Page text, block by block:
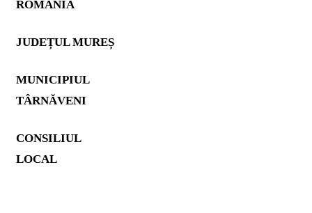
ROMÂNIA
JUDEȚUL MUREȘ
MUNICIPIUL
TÂRNĂVENI
CONSILIUL
LOCAL